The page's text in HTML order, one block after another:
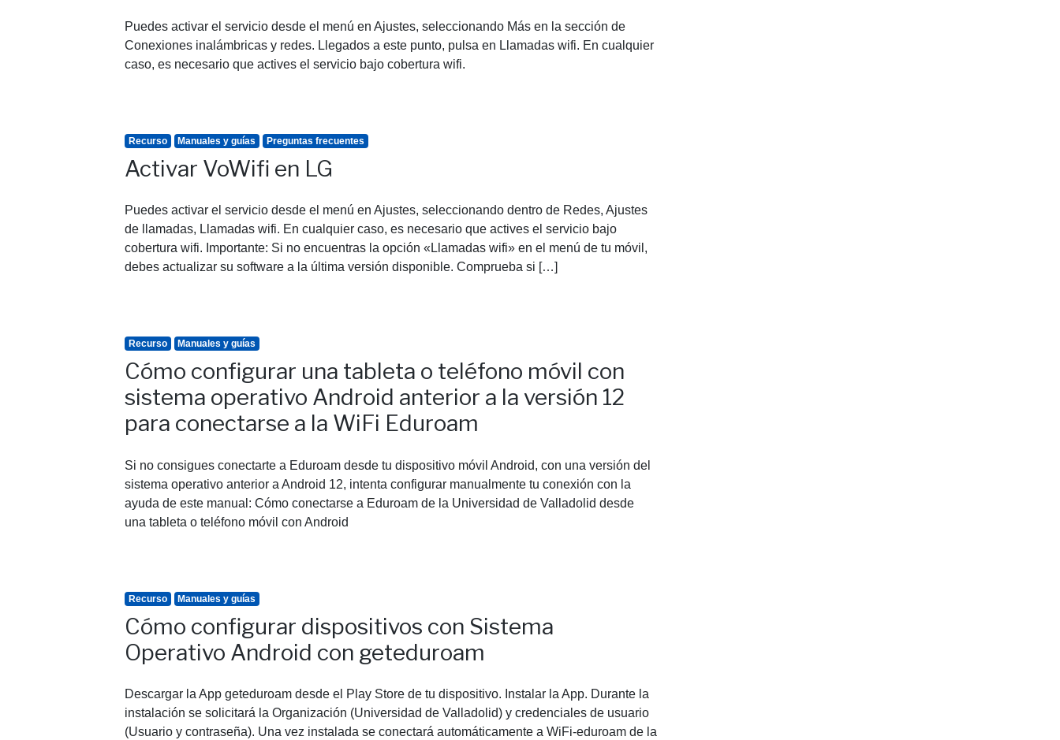
Puedes activar el servicio desde el menú en Ajustes, seleccionando Más en la sección de
Conexiones inalámbricas y redes. Llegados a este punto, pulsa en Llamadas wifi. En cualquier
caso, es necesario que actives el servicio bajo cobertura wifi.
Recurso Manuales y guías Preguntas frecuentes
Activar VoWifi en LG
Puedes activar el servicio desde el menú en Ajustes, seleccionando dentro de Redes, Ajustes
de llamadas, Llamadas wifi. En cualquier caso, es necesario que actives el servicio bajo
cobertura wifi. Importante: Si no encuentras la opción «Llamadas wifi» en el menú de tu móvil,
debes actualizar su software a la última versión disponible. Comprueba si […]
Recurso Manuales y guías
Cómo configurar una tableta o teléfono móvil con
sistema operativo Android anterior a la versión 12
para conectarse a la WiFi Eduroam
Si no consigues conectarte a Eduroam desde tu dispositivo móvil Android, con una versión del
sistema operativo anterior a Android 12, intenta configurar manualmente tu conexión con la
ayuda de este manual: Cómo conectarse a Eduroam de la Universidad de Valladolid desde
una tableta o teléfono móvil con Android
Recurso Manuales y guías
Cómo configurar dispositivos con Sistema
Operativo Android con geteduroam
Descargar la App geteduroam desde el Play Store de tu dispositivo. Instalar la App. Durante la
instalación se solicitará la Organización (Universidad de Valladolid) y credenciales de usuario
(Usuario y contraseña). Una vez instalada se conectará automáticamente a WiFi-eduroam de la